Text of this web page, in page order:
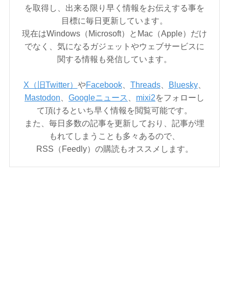
を取得し、出来る限り早く情報をお伝えする事を
目標に毎日更新しています。
現在はWindows（Microsoft）とMac（Apple）だけ
でなく、気になるガジェットやウェブサービスに
関する情報も発信しています。
X（旧Twitter） やFacebook、 Threads、 Bluesky、
Mastodon
Googleニュース mixi2をフォローし
て頂けるといち早く情報を閲覧可能です。
また、毎日多数の記事を更新しており、記事が埋
もれてしまうことも多々あるので、
RSS（Feedly）の購読もオススメします。